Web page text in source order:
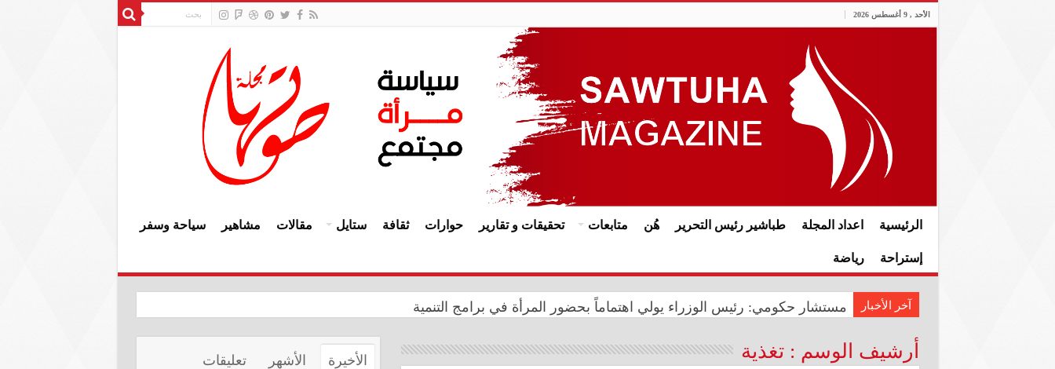
الأحد , 9 أغسطس 2026
الرئيسية اعداد المجلة طباشير رئيس التحرير هُن متابعات تحقيقات و تقارير حوارات ثقافة ستايل مقالات مشاهير سياحة وسفر
إستراحة رياضة
آخر الأخبار مستشار حكومي: رئيس الوزراء يولي اهتماماً بحضور المرأة في برامج التنمية
شيرين عبد الوهاب تتصدر الترند العالمي بحفلها في بورتو جولف العلمين
أرشيف الوسم :تغذية الأخيرة الأشهر
تعليقات